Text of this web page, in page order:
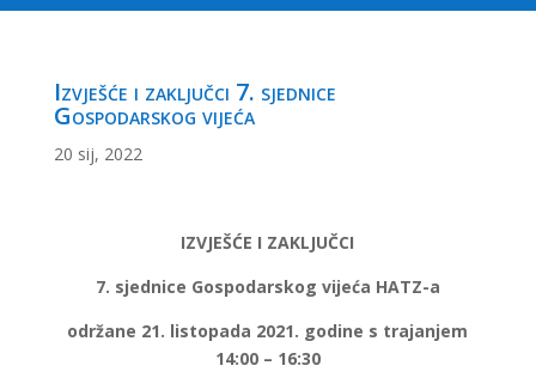
Izvješće i zaključci 7. sjednice
Gospodarskog vijeća
20 sij, 2022
IZVJEŠĆE I ZAKLJUČCI
7. sjednice Gospodarskog vijeća HATZ-a
održane 21. listopada 2021. godine s trajanjem
14:00 – 16:30